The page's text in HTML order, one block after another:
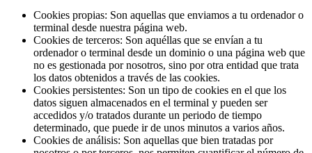
Cookies propias: Son aquellas que enviamos a tu ordenador o
terminal desde nuestra página web.
Cookies de terceros: Son aquéllas que se envían a tu
ordenador o terminal desde un dominio o una página web que
no es gestionada por nosotros, sino por otra entidad que trata
los datos obtenidos a través de las cookies.
Cookies persistentes: Son un tipo de cookies en el que los
datos siguen almacenados en el terminal y pueden ser
accedidos y/o tratados durante un periodo de tiempo
determinado, que puede ir de unos minutos a varios años.
Cookies de análisis: Son aquellas que bien tratadas por